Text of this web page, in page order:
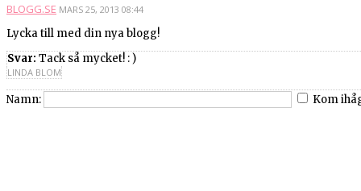
BLOGG.SE MARS 25, 2013 08:44
Lycka till med din nya blogg!
Svar: Tack så mycket! : )
LINDA BLOM
Namn: Kom